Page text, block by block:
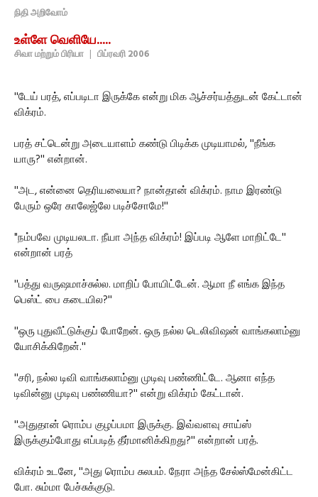
நிதி அறிவோம்
உள்ளே வெளியே.....
சிவா மற்றும் பிரியா | பிப்ரவரி 2006
''டேய் பரத், எப்படிடா இருக்கே என்று மிக ஆச்சர்யத்துடன் கேட்டான்
விக்ரம்.
பரத் சட்டென்று அடையாளம் கண்டு பிடிக்க முடியாமல், ''நீங்க
யாரு?'' என்றான்.
''அட, என்னை தெரியலையா? நான்தான் விக்ரம். நாம இரண்டு
பேரும் ஒரே காலேஜ்லே படிச்சோமே!''
"நம்பவே முடியலடா. நீயா அந்த விக்ரம்! இப்படி ஆளே மாறிட்டே''
என்றான் பரத்
''பத்து வருஷமாச்சுல்ல. மாறிப் போயிட்டேன். ஆமா நீ எங்க இந்த
பெஸ்ட் பை கடையில?''
''ஒரு புதுவீட்டுக்குப் போறேன். ஒரு நல்ல டெலிவிஷன் வாங்கலாம்னு
யோசிக்கிறேன்.''
''சரி, நல்ல டிவி வாங்கலாம்னு முடிவு பண்ணிட்டே. ஆனா எந்த
டிவின்னு முடிவு பண்ணியா?'' என்று விக்ரம் கேட்டான்.
''அதுதான் ரொம்ப குழப்பமா இருக்கு. இவ்வளவு சாய்ஸ்
இருக்கும்போது எப்படித் தீர்மானிக்கிறது?'' என்றான் பரத்.
விக்ரம் உடனே, ''அது ரொம்ப சுலபம். நேரா அந்த சேல்ஸ்மேன்கிட்ட
போ. சும்மா பேச்சுக்குடு.